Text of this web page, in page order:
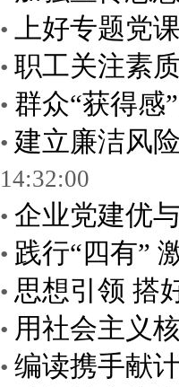
• 上好专题党
• 职工关注素
• 群众“获得感
• 建立廉洁风
14:32:00
• 企业党建优
• 践行“四有”
• 思想引领 搭
• 用社会主义
• 编读携手献